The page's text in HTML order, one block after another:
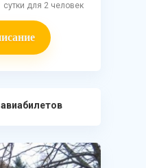
сутки для 2 человек